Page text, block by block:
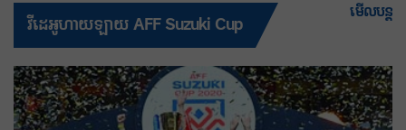
វីដេអូហាយឡាយ AFF Suzuki Cup
មើលបន្ត